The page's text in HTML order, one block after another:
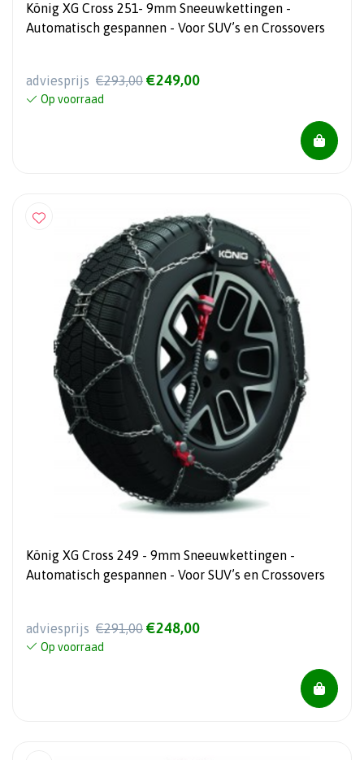
König XG Cross 251- 9mm Sneeuwkettingen -
Automatisch gespannen - Voor SUV’s en Crossovers
adviesprijs €293,00 €249,00
Op voorraad
König XG Cross 249 - 9mm Sneeuwkettingen -
Automatisch gespannen - Voor SUV’s en Crossovers
adviesprijs €291,00 €248,00
Op voorraad